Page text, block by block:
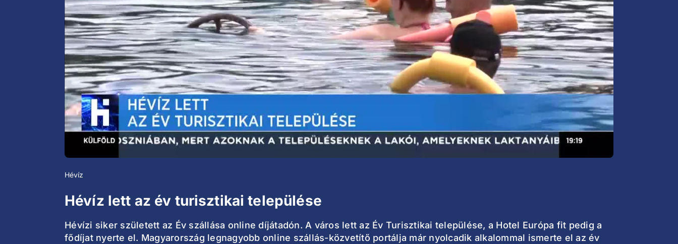
Hévíz
Hévíz lett az év turisztikai települése
Hévízi siker született az Év szállása online díjátadón. A város lett az Év Turisztikai települése, a Hotel Európa fit pedig a
fődíjat nyerte el. Magyarország legnagyobb online szállás-közvetítő portálja már nyolcadik alkalommal ismerte el az év